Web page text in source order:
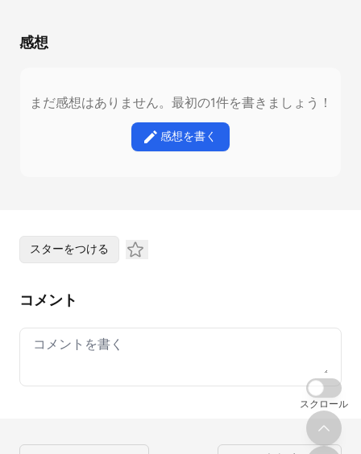
感想
まだ感想はありません。最初の1件を書きましょう！
感想を書く
スターをつける
コメント
Your comment
スクロール